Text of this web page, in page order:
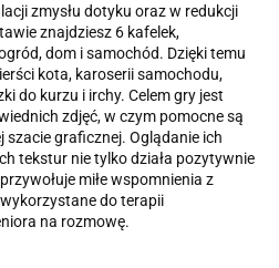
zmysłu dotyku oraz w redukcji
znajdziesz 6 kafelek,
dom i samochód. Dzięki temu
kota, karoserii samochodu,
do kurzu i irchy. Celem gry jest
zdjęć, w czym pomocne są
graficznej. Oglądanie ich
tekstur nie tylko działa pozytywnie
miłe wspomnienia z
do terapii
na rozmowę.